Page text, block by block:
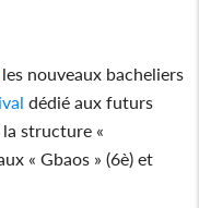
, les nouveaux bacheliers
dédié aux futurs
structure «
« Gbaos » (6è) et